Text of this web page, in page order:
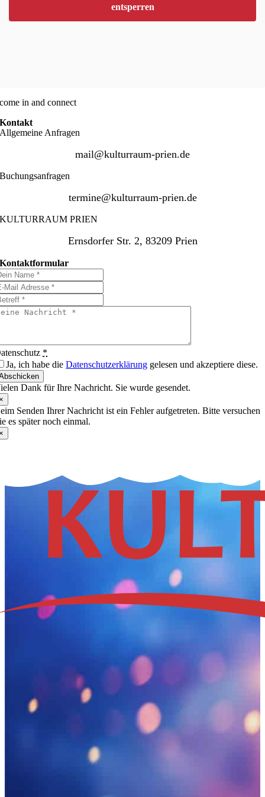
entsperren
come in and connect
Kontakt
Allgemeine Anfragen
mail@kulturraum-prien.de
Buchungsanfragen
termine@kulturraum-prien.de
KULTURRAUM PRIEN
Ernsdorfer Str. 2, 83209 Prien
Kontaktformular
*
Ja, ich habe dieDatenschutzerklärung gelesen und akzeptiere diese.
Dank für Ihre Nachricht. Sie wurde gesendet.
Senden Ihrer Nachricht ist ein Fehler aufgetreten. Bitte versuchen
es später noch einmal.